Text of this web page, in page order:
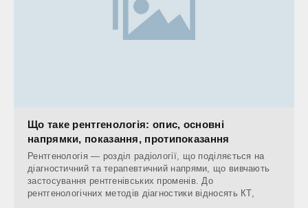
Що таке рентгенологія: опис, основні
напрямки, показання, протипоказання
Рентгенологія — розділ радіології, що поділяється на
діагностичний та терапевтичний напрями, що вивчають
застосування рентгенівських променів. До
рентгенологічних методів діагностики відносять КТ,